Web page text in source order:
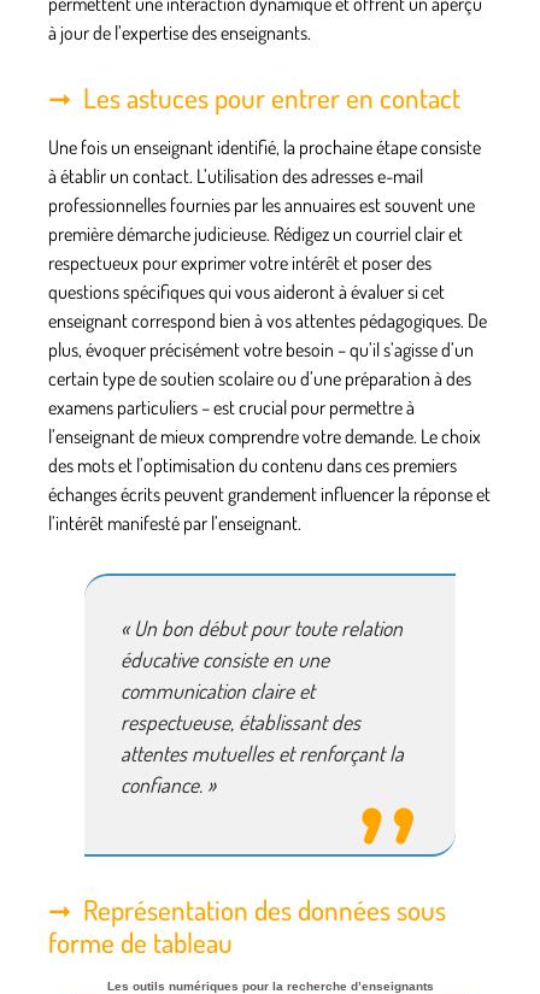
à jour de l’expertise des enseignants.
Les astuces pour entrer en contact
Une fois un enseignant identifié, la prochaine étape consiste
à établir un contact. L’utilisation des adresses e-mail
professionnelles fournies par les annuaires est souvent une
première démarche judicieuse. Rédigez un courriel clair et
respectueux pour exprimer votre intérêt et poser des
questions spécifiques qui vous aideront à évaluer si cet
enseignant correspond bien à vos attentes pédagogiques. De
plus, évoquer précisément votre besoin – qu’il s’agisse d’un
certain type de soutien scolaire ou d’une préparation à des
examens particuliers – est crucial pour permettre à
l’enseignant de mieux comprendre votre demande. Le choix
des mots et l’optimisation du contenu dans ces premiers
échanges écrits peuvent grandement influencer la réponse et
l’intérêt manifesté par l’enseignant.
« Un bon début pour toute relation
éducative consiste en une
communication claire et
respectueuse, établissant des
attentes mutuelles et renforçant la
confiance. »
Représentation des données sous
forme de tableau
Les outils numériques pour la recherche d’enseignants